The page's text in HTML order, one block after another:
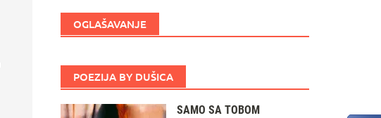
OGLAŠAVANJE
POEZIJA BY DUŠICA
SAMO SA TOBOM